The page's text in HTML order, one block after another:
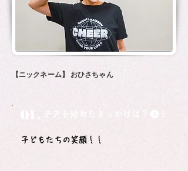
【ニックネーム】 おひさちゃん
子どもたちの笑顔！！